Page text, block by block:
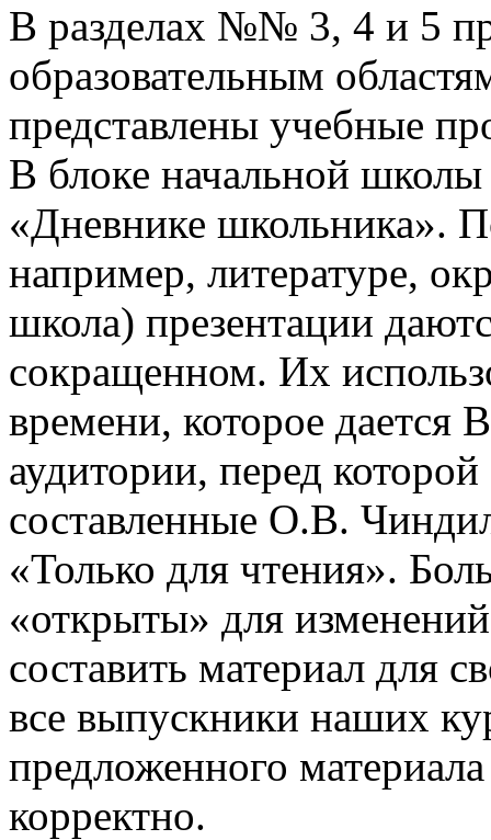
В разделах №№ 3, 4 и 5
образовательным
представлены учебные
В блоке начальной
«Дневнике школьника».
например, литературе,
школа) презентации
сокращенном. Их
времени, которое дается
аудитории, перед
составленные О.В.
«Только для чтения».
«открыты» для
составить материал для
все выпускники наших
предложенного
корректно.